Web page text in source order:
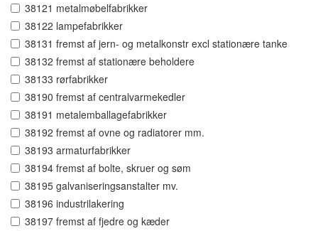
38121 metalmøbelfabrikker
38122 lampefabrikker
38131 fremst af jern- og metalkonstr excl stationære tanke
38132 fremst af stationære beholdere
38133 rørfabrikker
38190 fremst af centralvarmekedler
38191 metalemballagefabrikker
38192 fremst af ovne og radiatorer mm.
38193 armaturfabrikker
38194 fremst af bolte, skruer og søm
38195 galvaniseringsanstalter mv.
38196 industrilakering
38197 fremst af fjedre og kæder